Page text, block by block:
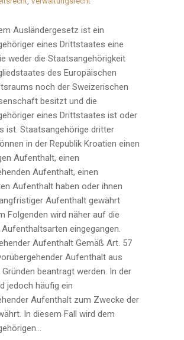
Ausländergesetz ist ein
eines Drittstaates eine
weder die Staatsangehörigkeit
des Europäischen
noch der Sweizerischen
besitzt und die
eines Drittstaates ist oder
ist. Staatsangehörige dritter
in der Republik Kroatien einen
Aufenthalt, einen
Aufenthalt, einen
Aufenthalt haben oder ihnen
Aufenthalt gewährt
Folgenden wird näher auf die
eingegangen.
Aufenthalt Gemäß Art. 57
Aufenthalt aus
beantragt werden. In der
jedoch häufig ein
Aufenthalt zum Zwecke der
In diesem Fall wird dem